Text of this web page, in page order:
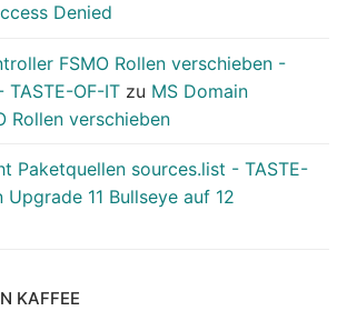
Denied
FSMO Rollen verschieben -
TASTE-OF-IT zu MS Domain
Rollen verschieben
Paketquellen sources.list - TASTE-
Upgrade 11 Bullseye auf 12
KAFFEE